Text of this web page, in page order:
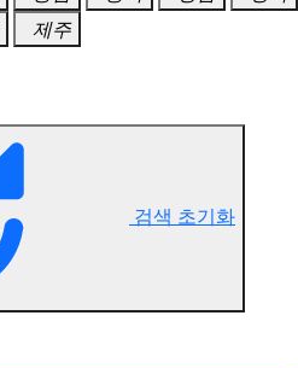
제주
검색 초기화